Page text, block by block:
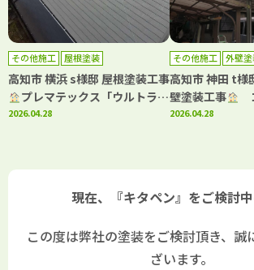
その他施工 屋根塗装
高知市 横浜 s様邸 屋根塗装工事
プレマテックス「ウルトラ
Si」で施工しました！
2026.04.28
その他施工 外壁
高知市 神田 t様
壁塗装工事
生を抑制日本ペ
2026.04.28
現在、『キタペン』をご検討
この度は弊社の塗装をご検討頂き、誠
ざいます。